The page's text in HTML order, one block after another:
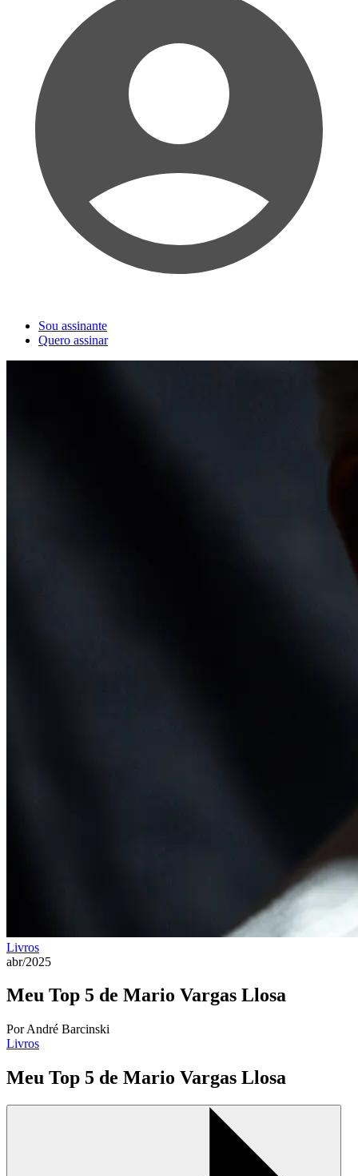
Sou assinante
Quero assinar
Livros
abr/2025
Meu Top 5 de Mario Vargas Llosa
Por André Barcinski
Livros
Meu Top 5 de Mario Vargas Llosa